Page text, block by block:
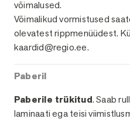
võimalused.
Võimalikud vormistused
olevatest rippmenüüdest.
kaardid@regio.ee.
Paberil
Paberile trükitud. Saab
laminaati ega teisi